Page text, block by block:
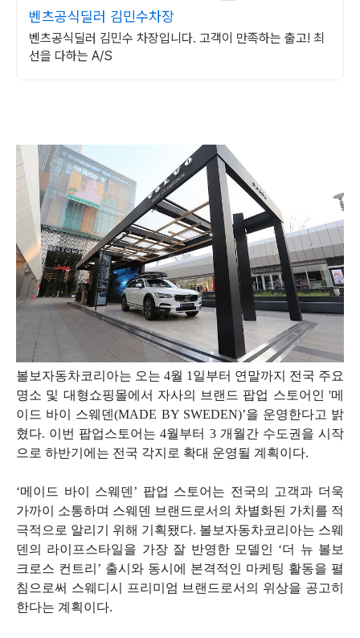
벤츠공식딜러 김민수차장
벤츠공식딜러 김민수 차장입니다. 고객이 만족하는 출고! 최
선을 다하는 A/S
볼보자동차코리아는 오는 4월 1일부터 연말까지 전국 주요
명소 및 대형쇼핑몰에서 자사의 브랜드 팝업 스토어인 '메
이드 바이 스웨덴(MADE BY SWEDEN)’을 운영한다고 밝
혔다. 이번 팝업스토어는 4월부터 3 개월간 수도권을 시작
으로 하반기에는 전국 각지로 확대 운영될 계획이다.
‘메이드 바이 스웨덴’ 팝업 스토어는 전국의 고객과 더욱
가까이 소통하며 스웨덴 브랜드로서의 차별화된 가치를 적
극적으로 알리기 위해 기획됐다. 볼보자동차코리아는 스웨
덴의 라이프스타일을 가장 잘 반영한 모델인 ‘더 뉴 볼보
크로스 컨트리 ’ 출시와 동시에 본격적인 마케팅 활동을 펼
침으로써 스웨디시 프리미엄 브랜드로서의 위상을 공고히
한다는 계획이다.